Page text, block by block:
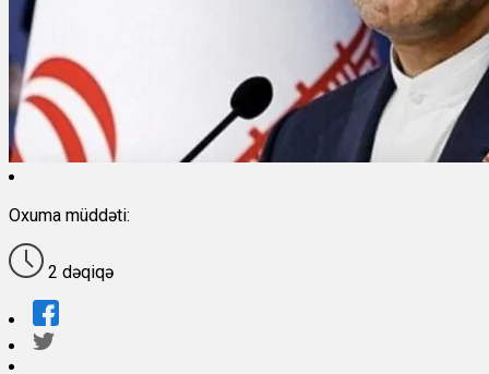
Oxuma müddəti:
2 dəqiqə